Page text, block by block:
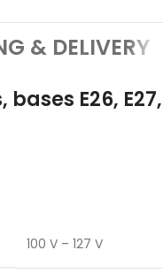
& DELIVERY
E26, E27,
100 V – 127 V